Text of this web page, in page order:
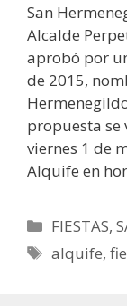
San
Alcalde
aprobó por
de 2015,
propuesta
viernes 1 de
Alquife en
Categorías
FIESTAS,
Etiquetas
alquife,